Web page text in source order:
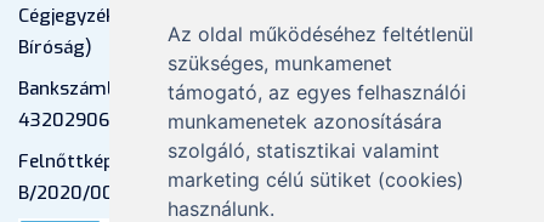
Az oldal működéséhez feltétlenül
szükséges, munkamenet
támogató, az egyes felhasználói
munkamenetek azonosítására
szolgáló, statisztikai valamint
marketing célú sütiket (cookies)
használunk.
Cégjegyzékszám: 01-09-883770 (Fővárosi
Bíróság)
Bankszámlaszám: CIB Bank, 10700581-
43202906-51100005
Felnőttképzési nyilvántartási szám:
B/2020/000053